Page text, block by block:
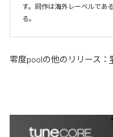
す。同作は海外レーベルであ
る。
零度poolの他のリリース：